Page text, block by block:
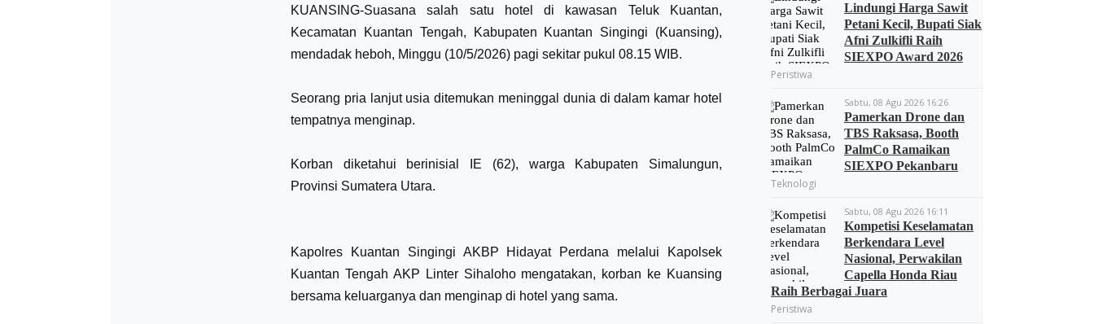
KUANSING-Suasana salah satu hotel di kawasan Teluk Kuantan,
Kecamatan Kuantan Tengah, Kabupaten Kuantan Singingi (Kuansing),
mendadak heboh, Minggu (10/5/2026) pagi sekitar pukul 08.15 WIB.
Seorang pria lanjut usia ditemukan meninggal dunia di dalam kamar hotel
tempatnya menginap.
Korban diketahui berinisial IE (62), warga Kabupaten Simalungun,
Provinsi Sumatera Utara.
Kapolres Kuantan Singingi AKBP Hidayat Perdana melalui Kapolsek
Kuantan Tengah AKP Linter Sihaloho mengatakan, korban ke Kuansing
bersama keluarganya dan menginap di hotel yang sama.
Lindungi Harga Sawit
Petani Kecil, Bupati Siak
Afni Zulkifli Raih
SIEXPO Award 2026
Peristiwa
Sabtu, 08 Agu 2026 16:26
Pamerkan Drone dan
TBS Raksasa, Booth
PalmCo Ramaikan
SIEXPO Pekanbaru
Teknologi
Sabtu, 08 Agu 2026 16:11
Kompetisi Keselamatan
Berkendara Level
Nasional, Perwakilan
Capella Honda Riau
Raih Berbagai Juara
Peristiwa